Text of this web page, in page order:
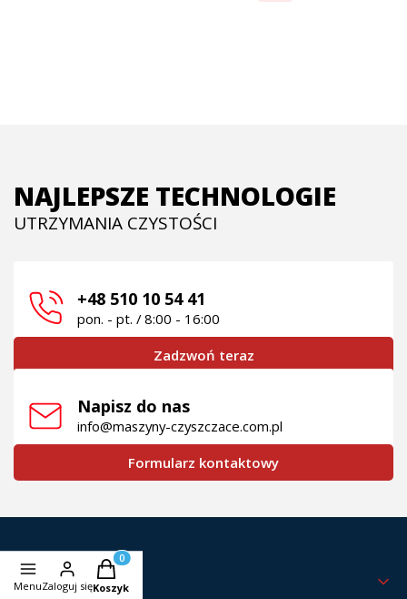
NAJLEPSZE TECHNOLOGIE
UTRZYMANIA CZYSTOŚCI
+48 510 10 54 41
pon. - pt. / 8:00 - 16:00
Zadzwoń teraz
Napisz do nas
info@maszyny-czyszczace.com.pl
Formularz kontaktowy
Linki w stopce
O NAS
MenuZaloguj się
Produkty w koszyku: 0. Zobacz szczegóły
Koszyk